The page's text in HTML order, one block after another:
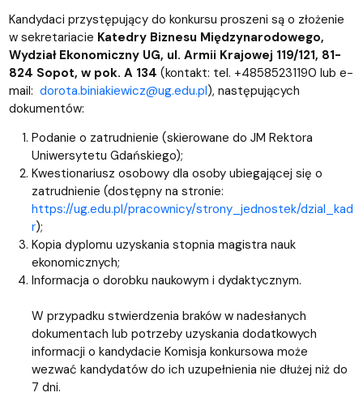
Kandydaci przystępujący do konkursu proszeni są o złożenie
w sekretariacie Katedry Biznesu Międzynarodowego,
Wydział Ekonomiczny UG, ul. Armii Krajowej 119/121, 81-
824 Sopot, w pok. A 134 (kontakt: tel. +48585231190 lub e-
mail: dorota.biniakiewicz@ug.edu.pl), następujących
dokumentów:
Podanie o zatrudnienie (skierowane do JM Rektora
Uniwersytetu Gdańskiego);
Kwestionariusz osobowy dla osoby ubiegającej się o
zatrudnienie (dostępny na stronie:
https://ug.edu.pl/pracownicy/strony_jednostek/dzial_kad
r);
Kopia dyplomu uzyskania stopnia magistra nauk
ekonomicznych;
Informacja o dorobku naukowym i dydaktycznym.
W przypadku stwierdzenia braków w nadesłanych
dokumentach lub potrzeby uzyskania dodatkowych
informacji o kandydacie Komisja konkursowa może
wezwać kandydatów do ich uzupełnienia nie dłużej niż do
7 dni.